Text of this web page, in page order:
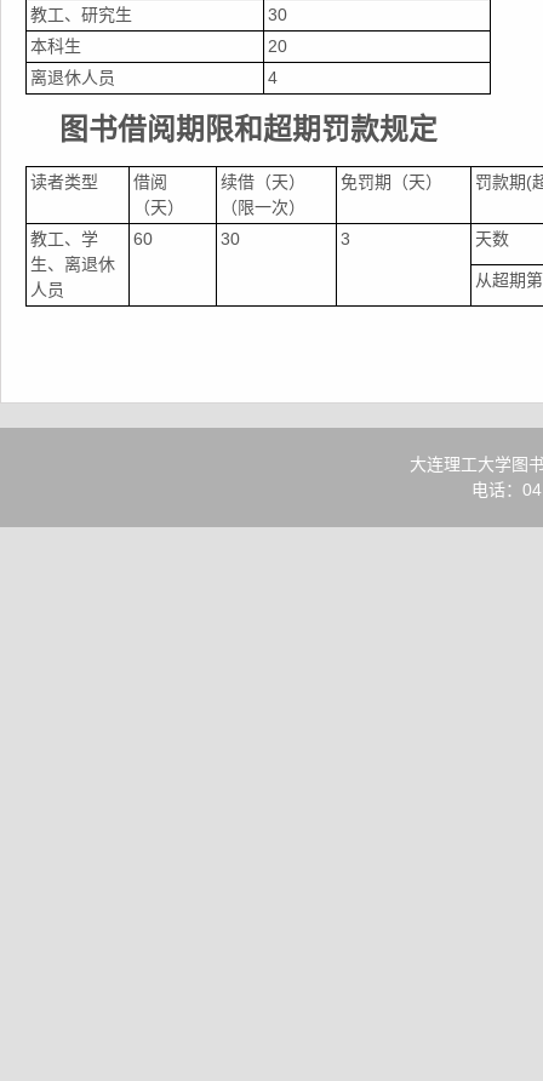
教工、研究生
30
本科生
20
离退休人员
4
图书借阅期限和超期罚款规定
读者类型
借阅
（天）
续借（天）
（限一次）
免罚期（天） 罚款期(
教工、学
生、离退休
人员
60 30 3 天数
从超期
大连理工大学图
电话：